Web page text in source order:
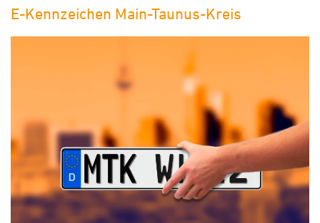
E-Kennzeichen Main-Taunus-Kreis